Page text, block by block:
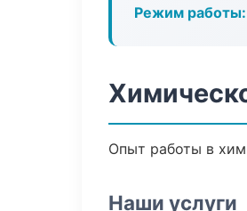
Режим работы:
Опыт работы в
Наши услуги